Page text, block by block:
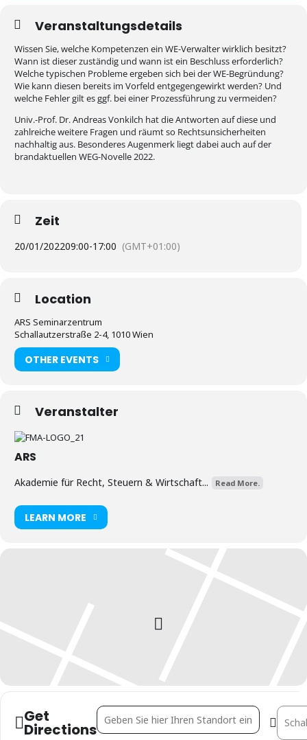
Veranstaltungsdetails
Wissen Sie, welche Kompetenzen ein WE-Verwalter wirklich besitzt?
Wann ist dieser zuständig und wann ist ein Beschluss erforderlich?
Welche typischen Probleme ergeben sich bei der WE-Begründung?
Wie kann diesen bereits im Vorfeld entgegengewirkt werden? Und
welche Fehler gilt es ggf. bei einer Prozessführung zu vermeiden?
Univ.-Prof. Dr. Andreas Vonkilch hat die Antworten auf diese und
zahlreiche weitere Fragen und räumt so Rechtsunsicherheiten
nachhaltig aus. Besonderes Augenmerk liegt dabei auch auf der
brandaktuellen WEG-Novelle 2022.
Zeit
20/01/202209:00-17:00 (GMT+01:00)
Location
ARS Seminarzentrum
Schallautzerstraße 2-4, 1010 Wien
OTHER EVENTS
Veranstalter
ARS
Akademie für Recht, Steuern & Wirtschaft... Read More.
LEARN MORE
Get
Directions
Address - Rechtsdurchsetzung im